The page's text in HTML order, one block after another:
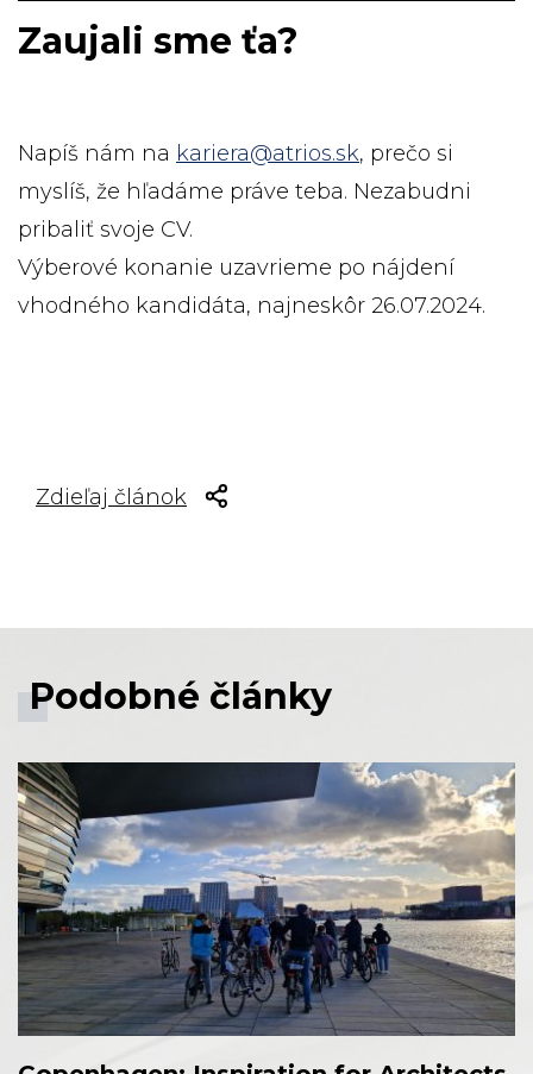
Zaujali sme ťa?
Napíš nám na kariera@atrios.sk, prečo si
myslíš, že hľadáme práve teba. Nezabudni
pribaliť svoje CV.
Výberové konanie uzavrieme po nájdení
vhodného kandidáta, najneskôr 26.07.2024.
Zdieľaj článok
Podobné články